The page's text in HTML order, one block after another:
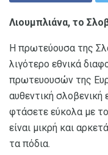
Λιουμπλιάνα, το
Η πρωτεύουσα της
λιγότερο εθνικά
πρωτευουσών της
αυθεντική
φτάσετε εύκολα με
είναι μικρή και
τα πόδια.